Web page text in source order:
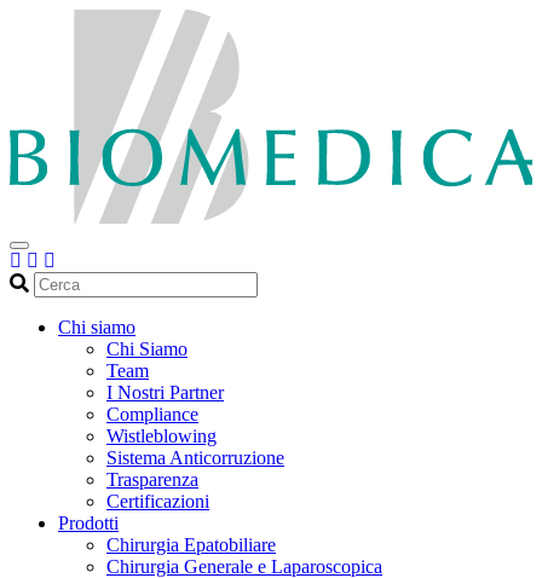
Cerca
Chi siamo
Chi Siamo
Team
I Nostri Partner
Compliance
Wistleblowing
Sistema Anticorruzione
Trasparenza
Certificazioni
Prodotti
Chirurgia Epatobiliare
Chirurgia Generale e Laparoscopica